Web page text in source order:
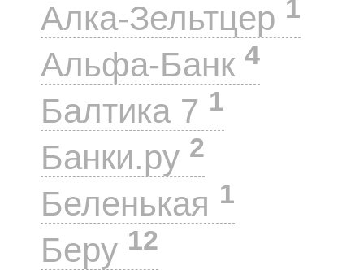
Алка-Зельтцер 1
Альфа-Банк 4
Балтика 7 1
Банки.ру 2
Беленькая 1
Беру 12